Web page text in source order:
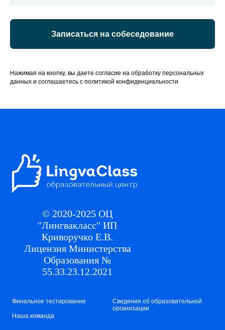
Записаться на собеседование
Нажимая на кнопку, вы даете согласие на обработку персональных
данных и соглашаетесь c политикой конфиденциальности
© 2020-2025 ОЦ
"Лингвакласс" ИП
Криворучко Е.В.
Лицензия Министерства
Образования №
55.33.23.12.2021
Финальное тестирование
Наша команда
Сведения об образовательной
организации